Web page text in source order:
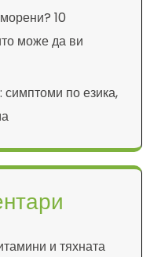
10
може да ви
симптоми по езика,
и тяхната